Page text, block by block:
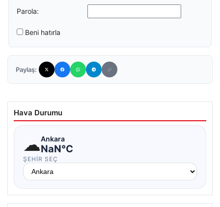
Parola:
Beni hatırla
Paylaş:
Hava Durumu
☁Ankara
NaN°C
ŞEHIR SEÇ